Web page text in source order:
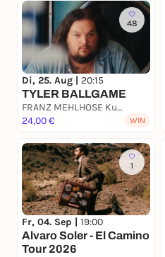
48
Di, 25. Aug | 20:15
TYLER BALLGAME
FRANZ MEHLHOSE Kultur & Café
24,00 €
WIN
1
Fr, 04. Sep | 19:00
Alvaro Soler - El Camino
Tour 2026